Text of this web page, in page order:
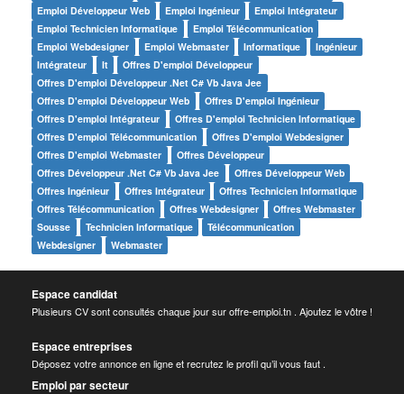
Emploi Développeur Web
Emploi Ingénieur
Emploi Intégrateur
Emploi Technicien Informatique
Emploi Télécommunication
Emploi Webdesigner
Emploi Webmaster Informatique
Ingénieur
Intégrateur
It
Offres D'emploi Développeur
Offres D'emploi Développeur .net C# Vb Java Jee
Offres D'emploi Développeur Web
Offres D'emploi Ingénieur
Offres D'emploi Intégrateur
Offres D'emploi Technicien Informatique
Offres D'emploi Télécommunication
Offres D'emploi Webdesigner
Offres D'emploi Webmaster
Offres Développeur
Offres Développeur .net C# Vb Java Jee
Offres Développeur Web
Offres Ingénieur
Offres Intégrateur
Offres Technicien Informatique
Offres Télécommunication
Offres Webdesigner
Offres Webmaster
Sousse
Technicien Informatique
Télécommunication
Webdesigner
Webmaster
Espace candidat
Plusieurs CV sont consultés chaque jour sur offre-emploi.tn . Ajoutez le vôtre !
Espace entreprises
Déposez votre annonce en ligne et recrutez le profil qu’il vous faut .
Emploi par secteur